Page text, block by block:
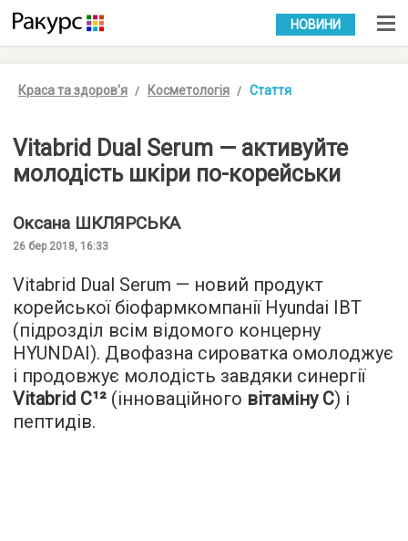
УКР РУС
НОВИНИ
Краса та здоров'я Косметологія Стаття
Vitabrid Dual Serum — активуйте
молодість шкіри по-корейськи
Оксана ШКЛЯРСЬКА
26 бер 2018, 16:33
Vitabrid Dual Serum — новий продукт
корейської біофармкомпанії Hyundai IBT
(підрозділ всім відомого концерну
HYUNDAI). Двофазна сироватка омолоджує
і продовжує молодість завдяки синергії
Vitabrid C¹² (інноваційного вітаміну C) і
пептидів.